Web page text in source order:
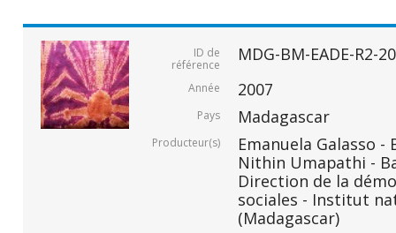
ID de
référence
MDG-BM-EADE-R2-
Année 2007
Pays Madagascar
Producteur(s)
Emanuela Galasso -
Nithin Umapathi -
Direction de la
sociales - Institut
(Madagascar)